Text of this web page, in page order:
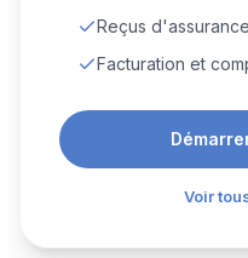
Reçus d'assurance
Facturation et
Voir